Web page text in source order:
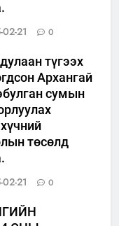
21 0
түгээх
Архангай
сумын
төсөлд
21 0